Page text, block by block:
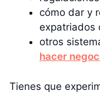
cómo dar y
expatriados
otros
hacer
Tienes que